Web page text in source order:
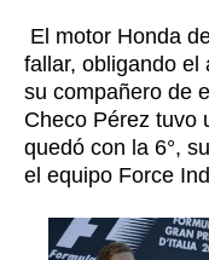
El motor Honda
fallar, obligando el
su compañero de
Checo Pérez tuvo
quedó con la 6°,
el equipo Force